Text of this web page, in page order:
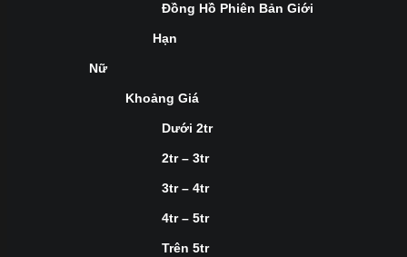
Đồng Hồ Phiên Bản Giới
Hạn
Nữ
Khoảng Giá
Dưới 2tr
2tr – 3tr
3tr – 4tr
4tr – 5tr
Trên 5tr